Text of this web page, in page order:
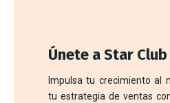
Únete a Star
Impulsa tu crecimiento al
tu estrategia de ventas